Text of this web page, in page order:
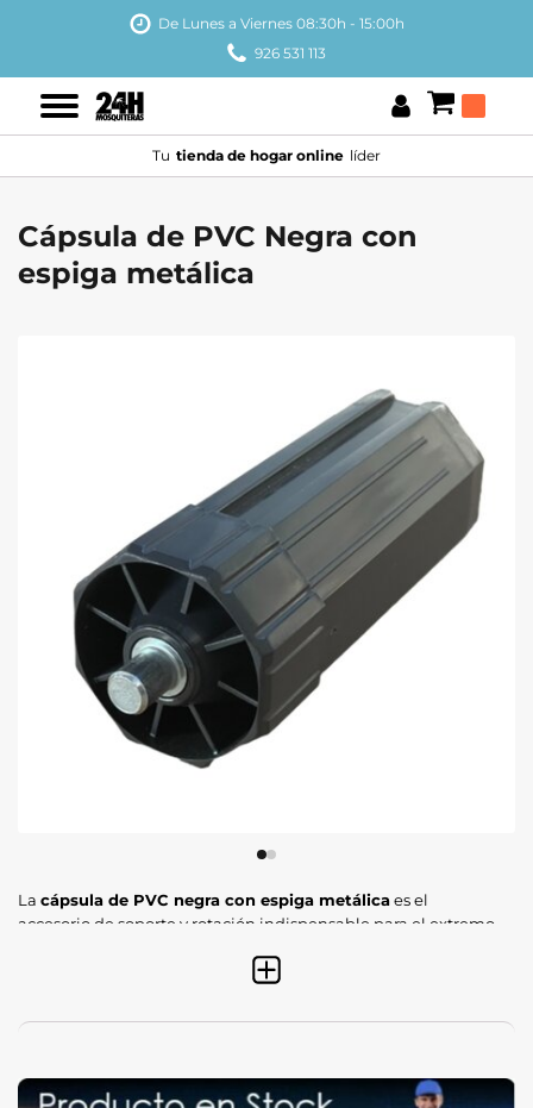
De Lunes a Viernes 08:30h - 15:00h
926 531 113
Tu tienda de hogar online líder
Cápsula de PVC Negra con
espiga metálica
La cápsula de PVC negra con espiga metálicaes el
accesorio de soporte y rotación indispensable para el extremo
polímero técnico reforzado
para permitir un giro fluido, equilibrado y resistente al peso